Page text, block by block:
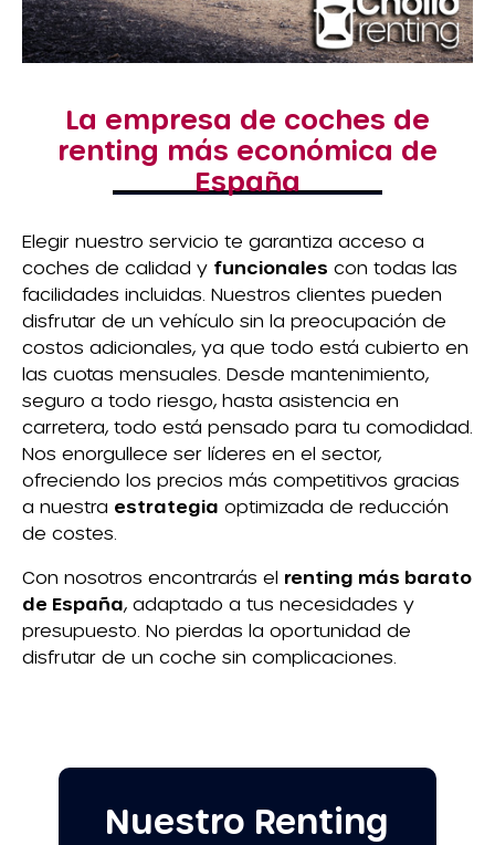
La empresa de coches de
renting más económica de
España
Elegir nuestro servicio te garantiza acceso a
coches de calidad y funcionales con todas las
facilidades incluidas. Nuestros clientes pueden
disfrutar de un vehículo sin la preocupación de
costos adicionales, ya que todo está cubierto en
las cuotas mensuales. Desde mantenimiento,
seguro a todo riesgo, hasta asistencia en
carretera, todo está pensado para tu comodidad.
Nos enorgullece ser líderes en el sector,
ofreciendo los precios más competitivos gracias
a nuestra estrategia optimizada de reducción
de costes.
Con nosotros encontrarás el renting más barato
de España, adaptado a tus necesidades y
presupuesto. No pierdas la oportunidad de
disfrutar de un coche sin complicaciones.
Nuestro Renting